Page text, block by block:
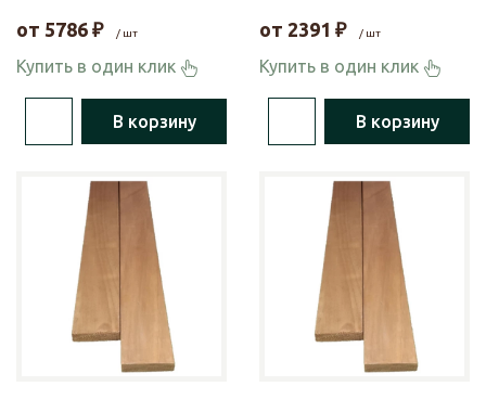
от 5786 ₽ / шт
Купить в один клик
В корзину
от 2391 ₽ / шт
Купить в один клик
В корзину